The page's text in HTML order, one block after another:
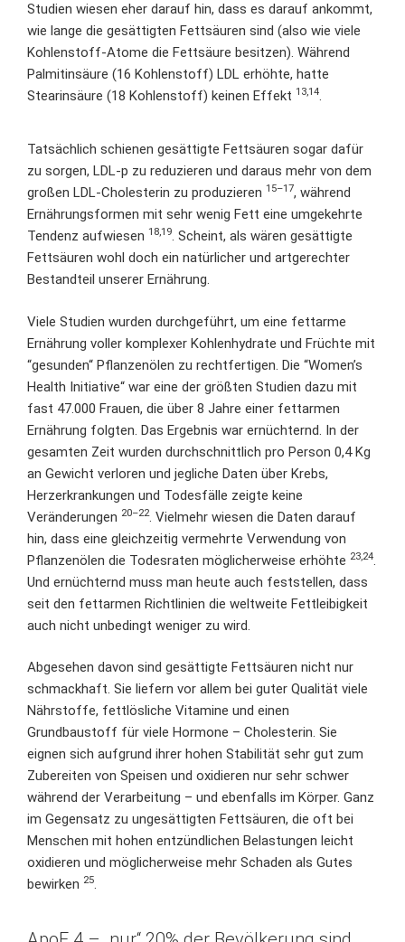
Studien wiesen eher darauf hin, dass es darauf ankommt,
wie lange die gesättigten Fettsäuren sind (also wie viele
Kohlenstoff-Atome die Fettsäure besitzen). Während
Palmitinsäure (16 Kohlenstoff) LDL erhöhte, hatte
Stearinsäure (18 Kohlenstoff) keinen Effekt 13,14.
Tatsächlich schienen gesättigte Fettsäuren sogar dafür
zu sorgen, LDL-p zu reduzieren und daraus mehr von dem
großen LDL-Cholesterin zu produzieren 15–17, während
Ernährungsformen mit sehr wenig Fett eine umgekehrte
Tendenz aufwiesen 18,19. Scheint, als wären gesättigte
Fettsäuren wohl doch ein natürlicher und artgerechter
Bestandteil unserer Ernährung.
Viele Studien wurden durchgeführt, um eine fettarme
Ernährung voller komplexer Kohlenhydrate und Früchte mit
“gesunden“ Pflanzenölen zu rechtfertigen. Die “Women’s
Health Initiative“ war eine der größten Studien dazu mit
fast 47.000 Frauen, die über 8 Jahre einer fettarmen
Ernährung folgten. Das Ergebnis war ernüchternd. In der
gesamten Zeit wurden durchschnittlich pro Person 0,4 Kg
an Gewicht verloren und jegliche Daten über Krebs,
Herzerkrankungen und Todesfälle zeigte keine
Veränderungen 20–22. Vielmehr wiesen die Daten darauf
hin, dass eine gleichzeitig vermehrte Verwendung von
Pflanzenölen die Todesraten möglicherweise erhöhte 23,24
Und ernüchternd muss man heute auch feststellen, dass
seit den fettarmen Richtlinien die weltweite Fettleibigkeit
auch nicht unbedingt weniger zu wird.
Abgesehen davon sind gesättigte Fettsäuren nicht nur
schmackhaft. Sie liefern vor allem bei guter Qualität viele
Nährstoffe, fettlösliche Vitamine und einen
Grundbaustoff für viele Hormone – Cholesterin. Sie
eignen sich aufgrund ihrer hohen Stabilität sehr gut zum
Zubereiten von Speisen und oxidieren nur sehr schwer
während der Verarbeitung – und ebenfalls im Körper. Ganz
im Gegensatz zu ungesättigten Fettsäuren, die oft bei
Menschen mit hohen entzündlichen Belastungen leicht
oxidieren und möglicherweise mehr Schaden als Gutes
bewirken 25.